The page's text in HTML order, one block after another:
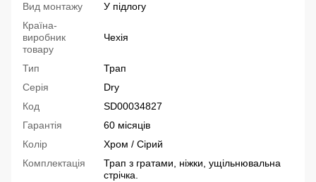
Вид монтажу
У підлогу
Країна-
виробник
товару
Чехія
Тип
Трап
Серія
Dry
Код
SD00034827
Гарантія
60 місяців
Колір
Хром / Сірий
Комплектація
Трап з гратами, ніжки, ущільнювальна
стрічка.